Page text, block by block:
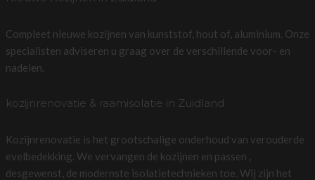
Compleet nieuwe kozijnen van kunststof, hout of, aluminium. Onze
specialisten adviseren u graag over de verschillende voor- en
nadelen.
kozijnrenovatie & raamisolatie in Zuidland
Kozijnrenovatie is het grootschalige onderhoud van verouderde
evelbedekking. We vervangen de kozijnen en passen ,
desgewenst, de modernste isolatietechnieken toe. Wij zijn het